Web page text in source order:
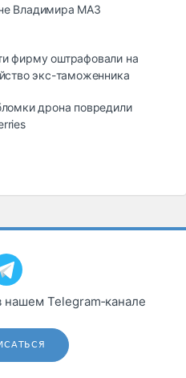
Владимира МАЗ
фирму оштрафовали на
экс-таможенника
дрона повредили
нашем Telegram‑канале